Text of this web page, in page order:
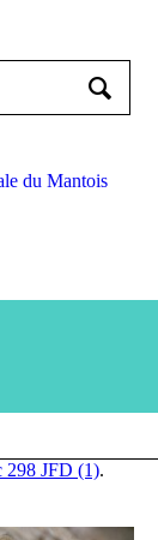
du Mantois
298 JFD (1).